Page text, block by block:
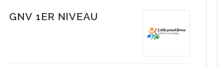
GNV 1ER NIVEAU